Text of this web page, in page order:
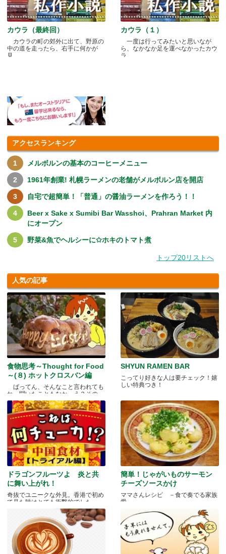
カウラ（最終回）
カウラの町の郊外に出て、野原の
中の道を走ったら、右手に何かが
見.....
カウラ（１）
一度は行ってみたいと思いなが
ら、なかなか足を運べなかったカウ
ラ.....
アクセスランキング
メルボルンの基本のコーヒーメニュー
1961年創業! 札幌ラーメンの老舗がメルボルン店を開店
自宅で超簡単！「普通」の醤油ラーメンを作ろう！！
Beer x Sake x Sumibi Bar Wasshoi、Prahran Market 内
にオープン
野菜&魚でヘルシーに✩ホキのトマト煮
トップ20リストへ
人気の記事
食物思考～Thought for Food
～(８) ホットクロスバン編
ばってん、そんなこと言われても
ね、聞いたこともなか。え？その
と.....
SHYUN RAMEN BAR
こってり好きな人は要チェック！嬉
しい特典つき！
ドラゴンフルーツよ 炎と共
に舞い上がれ！
奇抜でユニークな外見。香港で初め
て見た時はとても衝撃的でした.....
簡単！じゃがいものサーモン
チーズソースかけ
ママさんレシピ －食で奏でる家族
愛－